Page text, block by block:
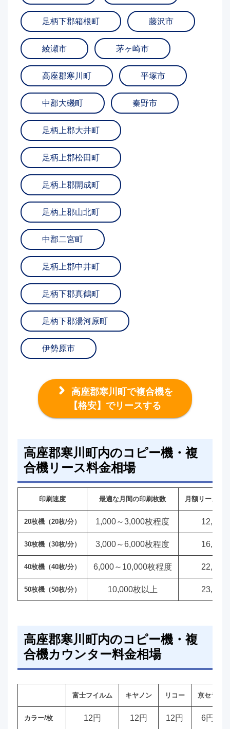
足柄下郡箱根町 藤沢市
綾瀬市 茅ヶ崎市
高座郡寒川町 平塚市
中郡大磯町 秦野市
足柄上郡大井町
足柄上郡松田町
足柄上郡開成町
足柄上郡山北町
中郡二宮町
足柄上郡中井町
足柄下郡真鶴町
足柄下郡湯河原町
伊勢原市
高座郡寒川町で複合機を
【格安】でリースする
高座郡寒川町内のコピー機・複
合機リース料金相場
印刷速度 最適な月間の印刷枚数 月額リース料
20枚機（20枚/分） 1,000～3,000枚程度 12,000
30枚機（30枚/分） 3,000～6,000枚程度 16,000
40枚機（40枚/分） 6,000～10,000枚程度 22,000
50枚機（50枚/分） 10,000枚以上 23,000
高座郡寒川町内のコピー機・複
合機カウンター料金相場
富士フイルム キヤノン リコー 京セラ
カラー/枚 12円 12円 12円 6円